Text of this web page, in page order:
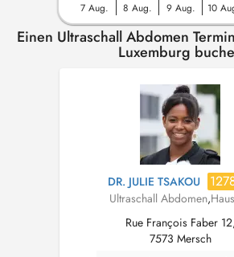
7 Aug. 8 Aug. 9 Aug. 10
Einen Ultraschall Abdomen
Luxemburg
DR. JULIE TSAKOU
Ultraschall Abdomen,
Rue François Faber 12,
7573 Mersch